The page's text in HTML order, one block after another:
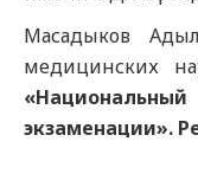
Масадыков
медицинских
экзаменации».